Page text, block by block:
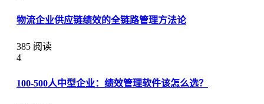
物流企业供应链绩效的全链路管理方法论
385 阅读
4
100-500人中型企业：绩效管理软件该怎么选？